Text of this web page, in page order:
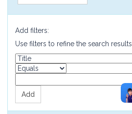
Add filters:
Use filters to refine the search results.